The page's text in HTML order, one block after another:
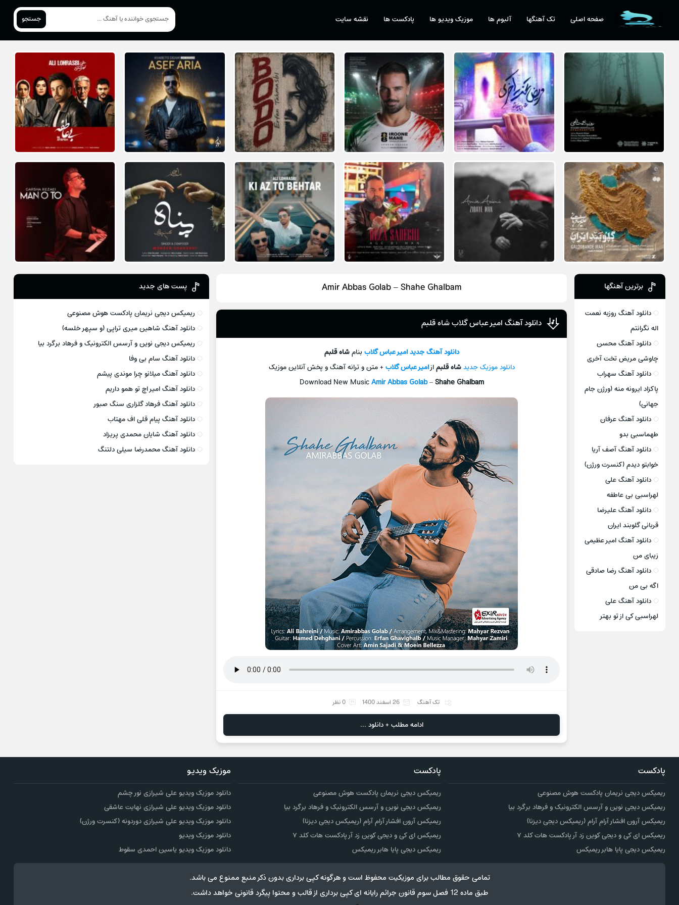
صفحه اصلی تک آهنگها آلبوم ها موزیک ویدیو ها پادکست ها نقشه سایت جستجو
Amir Abbas Golab – Shahe Ghalbam
دانلود آهنگ امیر عباس گلاب شاه قلبم
دانلود آهنگ جديدامیر عباس گلاببنامشاه قلبم
دانلود موزیک جديدشاه قلبمازامیر عباس گلاب+ متن و ترانه آهنگ و پخش آنلاين موزيک
Download New MusicAmir Abbas Golab–Shahe Ghalbam
تک آهنگ 26 اسفند 1400 0 نظر
ادامه مطلب + دانلود ...
برترین آهنگها
دانلود آهنگ روزبه نعمت
اله نگرانتم
دانلود آهنگ محسن
چاوشی مریض تخت آخری
دانلود آهنگ سهراب
پاکزاد ایرونه منه (ورژن جام
جهانی)
دانلود آهنگ عرفان
طهماسبی بدو
دانلود آهنگ آصف آریا
خوابتو دیدم (کنسرت ورژن)
دانلود آهنگ علی
لهراسبی بی عاطفه
دانلود آهنگ علیرضا
قربانی گلوبند ایران
دانلود آهنگ امیر عظیمی
زیبای من
دانلود آهنگ رضا صادقی
اگه بی من
دانلود آهنگ علی
لهراسبی کی از تو ‌بهتر
پست های جدید
ریمیکس دیجی نریمان پادکست هوش مصنوعی
دانلود آهنگ شاهین میری تراپی (و سپهر خلسه)
ریمیکس دیجی نوین و آرسس الکترونیک و فرهاد برگرد بیا
دانلود آهنگ سام بی وفا
دانلود آهنگ میلانو چرا موندی پیشم
دانلود آهنگ امیر اچ تو همو داریم
دانلود آهنگ فرهاد گلزاری سنگ صبور
دانلود آهنگ پیام قلی اف مهتاب
دانلود آهنگ شایان محمدی پریزاد
دانلود آهنگ محمدرضا سیلی دلتنگ
پادکست
ریمیکس دیجی نریمان پادکست هوش مصنوعی
ریمیکس دیجی نوین و آرسس الکترونیک و فرهاد برگرد بیا
ریمیکس آرون افشار آرام آرام (ریمیکس دیجی دیزنا)
ریمیکس ای کی و دیجی کوین زد آر پادکست هات کلد ۷
ریمیکس دیجی پایا هابر ریمیکس
پادکست
ریمیکس دیجی نریمان پادکست هوش مصنوعی
ریمیکس دیجی نوین و آرسس الکترونیک و فرهاد برگرد بیا
ریمیکس آرون افشار آرام آرام (ریمیکس دیجی دیزنا)
ریمیکس ای کی و دیجی کوین زد آر پادکست هات کلد ۷
ریمیکس دیجی پایا هابر ریمیکس
موزیک ویدیو
دانلود موزیک ویدیو علی شیرازی نور چشم
دانلود موزیک ویدیو علی شیرازی نهایت عاشقی
دانلود موزیک ویدیو علی شیرازی دوردونه (کنسرت ورژن)
دانلود موزیک ویدیو
دانلود موزیک ویدیو یاسین احمدی سقوط
تمامی حقوق مطالب برای موزیکیت محفوظ است و هرگونه کپی برداری بدون ذکر منبع ممنوع می باشد.
طبق ماده 12 فصل سوم قانون جرائم رایانه ای کپی برداری از قالب و محتوا پیگرد قانونی خواهد داشت.